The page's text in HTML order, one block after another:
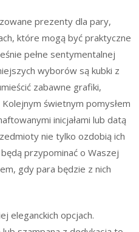
prezenty dla pary,
które mogą być praktyczne
pełne sentymentalnej
wyborów są kubki z
zabawne grafiki,
świetnym pomysłem
inicjałami lub datą
nie tylko ozdobią ich
przypominać o Waszej
gdy para będzie z nich
eleganckich opcjach.